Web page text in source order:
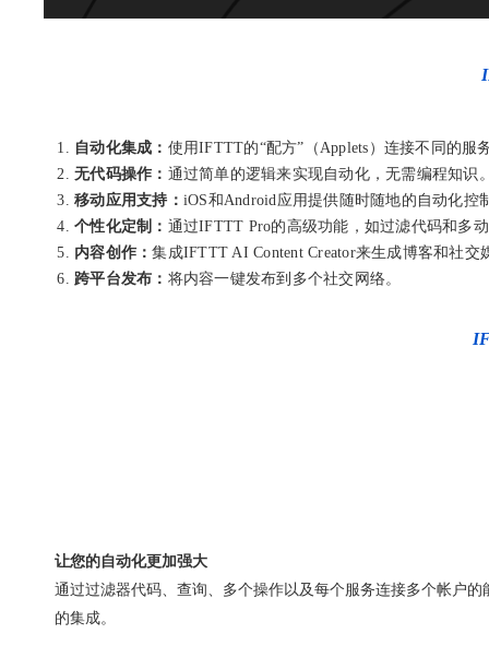
自动化集成： 使用IFTTT的“配方”（Applets）连接不同的服
无代码操作： 通过简单的逻辑来实现自动化，无需编程知识
移动应用支持： iOS和Android应用提供随时随地的自动化控
个性化定制： 通过IFTTT Pro的高级功能，如过滤代码和多
内容创作：集成IFTTT AI Content Creator来生成博客和社交
跨平台发布： 将内容一键发布到多个社交网络。
让您的自动化更加强大
通过过滤器代码、查询、多个操作以及每个服务连接多个帐户的
的集成。